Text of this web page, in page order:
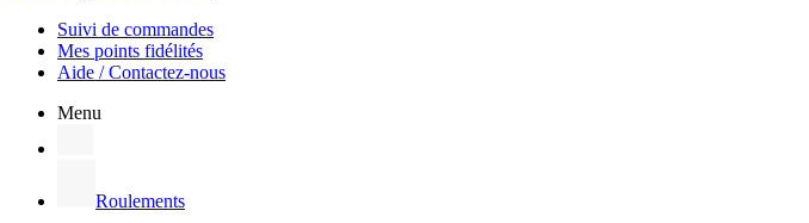
Suivi de commandes
Mes points fidélités
Aide / Contactez-nous
Menu
Roulements